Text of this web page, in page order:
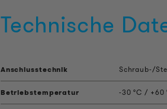
Technische
Anschlusstechnik Schraub-/
Betriebstemperatur -30 °C / +60